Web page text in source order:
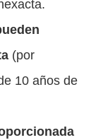
(por
10 años de